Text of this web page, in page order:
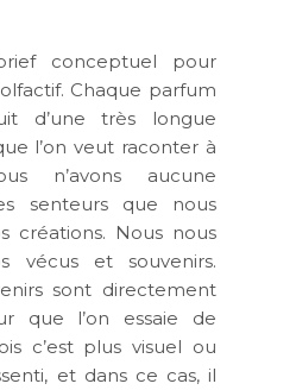
conceptuel pour
Chaque parfum
d’une très longue
l’on veut raconter à
n’avons aucune
senteurs que nous
créations. Nous nous
vécus et souvenirs.
sont directement
que l’on essaie de
c’est plus visuel ou
et dans ce cas, il